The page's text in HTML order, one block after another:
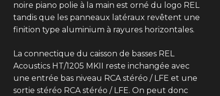
noire piano polie à la main est orné du logo REL
tandis que les panneaux latéraux revêtent une
finition type aluminium à rayures horizontales.
La connectique du caisson de basses REL
Acoustics HT/1205 MKII reste inchangée avec
une entrée bas niveau RCA stéréo / LFE et une
sortie stéréo RCA stéréo / LFE. On peut donc